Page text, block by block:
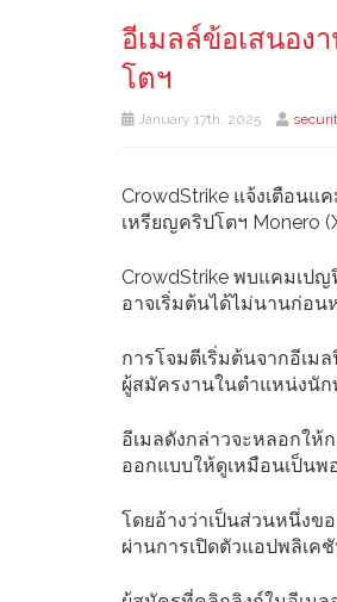
อีเมลล์ข้อเสนอง
โตฯ
January 17th, 2025
CrowdStrike แจ้งเตือน
เหรียญคริปโตฯ Monero
CrowdStrike พบแคมเป
อาจเริ่มต้นได้ไม่นานก่อน
การโจมตีเริ่มต้นจากอีเม
ผู้สมัครงานในตำแหน่งนั
อีเมลดังกล่าวจะหลอกให้
ออกแบบให้ดูเหมือนเป็นพ
โดยอ้างว่าเป็นส่วนหนึ่ง
ผ่านการเปิดตัวแอปพลิเค